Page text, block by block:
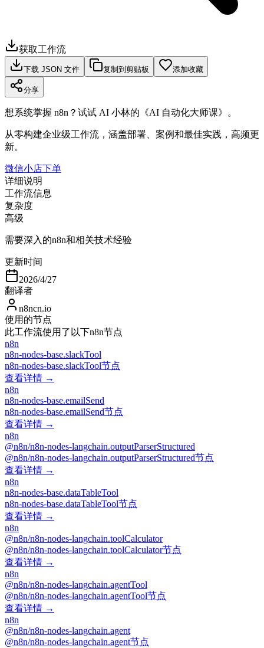
获取工作流
下载 JSON 文件 复制到剪贴板 添加收藏
分享
想系统掌握 n8n？试试 AI 小林的《AI 自动化大师课》。
从零构建企业级工作流，涵盖部署、案例和最佳实践，高频更
新。
微信小店下单
详细说明
工作流信息
复杂度
高级
需要深入的n8n和相关技术经验
更新时间
2026/4/27
翻译者
n8ncn.io
使用的节点
此工作流使用了以下n8n节点
n8n
n8n-nodes-base.slackTool
n8n-nodes-base.slackTool节点
查看详情 →
n8n
n8n-nodes-base.emailSend
n8n-nodes-base.emailSend节点
查看详情 →
n8n
@n8n/n8n-nodes-langchain.outputParserStructured
@n8n/n8n-nodes-langchain.outputParserStructured节点
查看详情 →
n8n
n8n-nodes-base.dataTableTool
n8n-nodes-base.dataTableTool节点
查看详情 →
n8n
@n8n/n8n-nodes-langchain.toolCalculator
@n8n/n8n-nodes-langchain.toolCalculator节点
查看详情 →
n8n
@n8n/n8n-nodes-langchain.agentTool
@n8n/n8n-nodes-langchain.agentTool节点
查看详情 →
n8n
@n8n/n8n-nodes-langchain.agent
@n8n/n8n-nodes-langchain.agent节点